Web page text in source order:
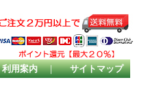
利用案内 ｜ サイトマップ